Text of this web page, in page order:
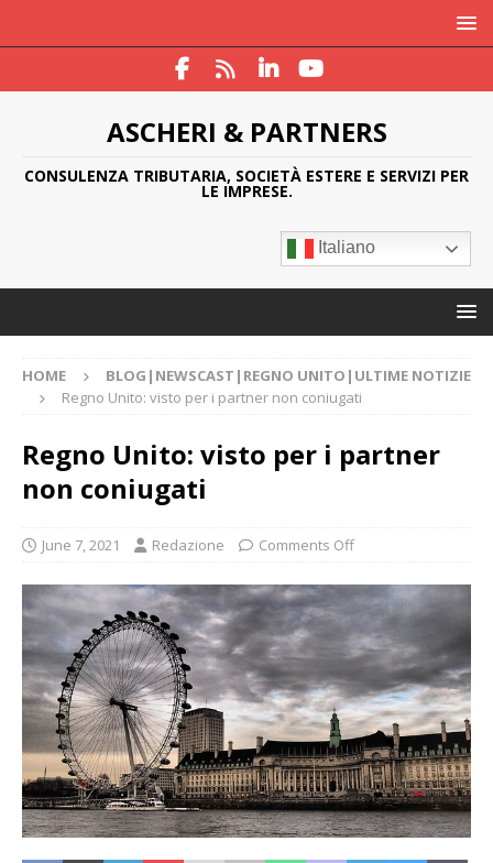
ASCHERI & PARTNERS
CONSULENZA TRIBUTARIA, SOCIETÀ ESTERE E SERVIZI PER
LE IMPRESE.
Italiano
HOME
BLOG|NEWSCAST|REGNO UNITO|ULTIME NOTIZIE
Regno Unito: visto per i partner non coniugati
Regno Unito: visto per i partner
non coniugati
June 7, 2021 Redazione Comments Off